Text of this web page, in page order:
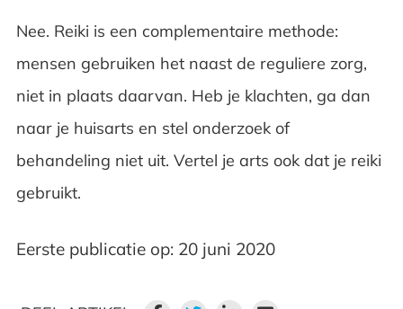
Nee. Reiki is een complementaire methode:
mensen gebruiken het naast de reguliere zorg,
niet in plaats daarvan. Heb je klachten, ga dan
naar je huisarts en stel onderzoek of
behandeling niet uit. Vertel je arts ook dat je reiki
gebruikt.
Eerste publicatie op: 20 juni 2020